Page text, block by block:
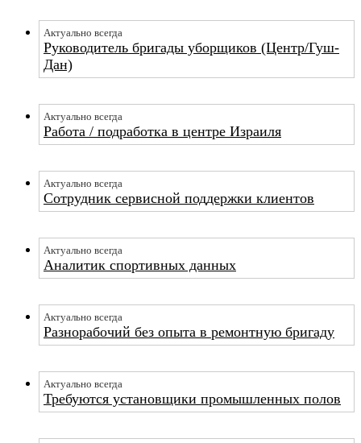
Актуально всегда
Руководитель бригады уборщиков (Центр/Гуш-
Дан)
Актуально всегда
Работа / подработка в центре Израиля
Актуально всегда
Сотрудник сервисной поддержки клиентов
Актуально всегда
Аналитик спортивных данных
Актуально всегда
Разнорабочий без опыта в ремонтную бригаду
Актуально всегда
Требуются установщики промышленных полов